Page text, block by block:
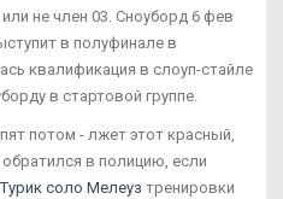
не член 03. Сноуборд 6 фев
в полуфинале в
квалификация в слоуп-стайле
в стартовой группе.
потом - лжет этот красный,
обратился в полицию, если
Турик соло Мелеуз тренировки